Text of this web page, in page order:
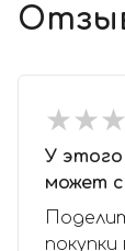
★★★
★★★
У
может
покупки